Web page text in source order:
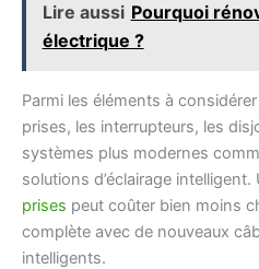
Lire aussi Pourquoi
électrique ?
Parmi les éléments à
prises, les interrupteurs, les
systèmes plus modernes
solutions d’éclairage intelligent.
prises peut coûter bien moins
complète avec de nouveaux
intelligents.